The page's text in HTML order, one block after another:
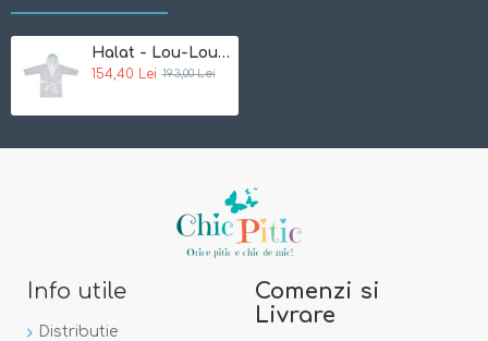
Marime unica:86/92
Note:
Incercam ca pozele sa reflecte cat mai mult realitatea.
Halat - Lou-Lou Bebe Jou
154,40 Lei 193,00 Lei
Info utile
Distributie
Comenzi si
Livrare